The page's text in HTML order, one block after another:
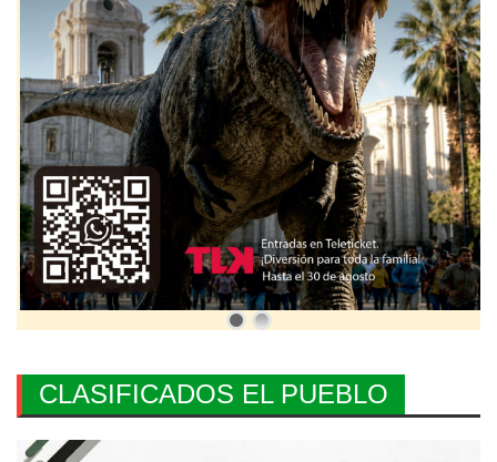
CLASIFICADOS EL PUEBLO